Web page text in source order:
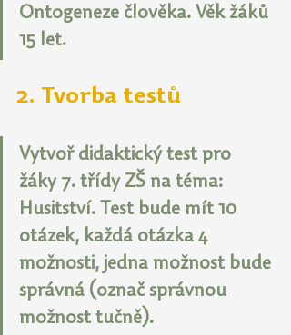
Ontogeneze člověka. Věk žáků
15 let.
2. Tvorba testů
Vytvoř didaktický test pro
žáky 7. třídy ZŠ na téma:
Husitství. Test bude mít 10
otázek, každá otázka 4
možnosti, jedna možnost bude
správná (označ správnou
možnost tučně).